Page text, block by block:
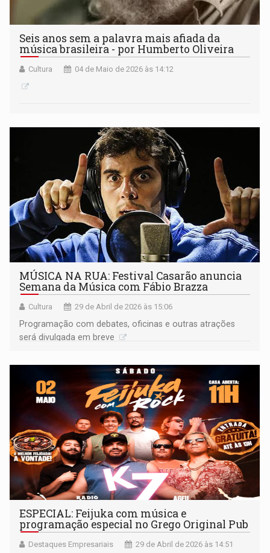
Seis anos sem a palavra mais afiada da
música brasileira - por Humberto Oliveira
Cultura 04 de Maio de 2026 às 14:12
MÚSICA NA RUA: Festival Casarão anuncia
Semana da Música com Fábio Brazza
Cultura 29 de Abril de 2026 às 15:06
Programação com debates, oficinas e outras atrações
será divulgada em breve
ESPECIAL: Feijuka com música e
programação especial no Grego Original Pub
Destaques Empresariais 29 de Abril de 2026 às 14:51